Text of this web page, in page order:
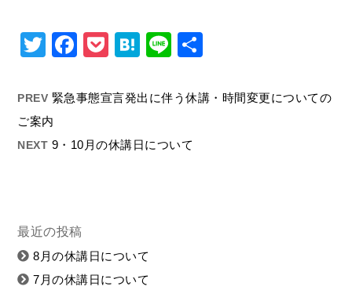
Twitter
Facebook
Pocket
Hatena
Line
PREV 緊急事態宣言発出に伴う休講・時間変更についての
ご案内
NEXT 9・10月の休講日について
最近の投稿
8月の休講日について
7月の休講日について